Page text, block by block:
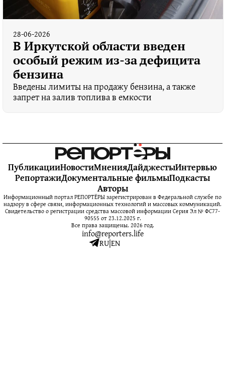
28-06-2026
В Иркутской области введен
особый режим из-за дефицита
бензина
Введены лимиты на продажу бензина, а также
запрет на залив топлива в емкости
ПубликацииНовостиМненияДайджестыИнтервью
РепортажиДокументальные фильмыПодкасты
Авторы
Информационный портал РЕПОРТЁРЫ зарегистрирован в Федеральной службе по
надзору в сфере связи, информационных технологий и массовых коммуникаций.
Свидетельство о регистрации средства массовой информации Серия Эл № ФС77-
90555 от 23.12.2025 г.
Все права защищены. 2026 год.
info@reporters.life
RU|EN